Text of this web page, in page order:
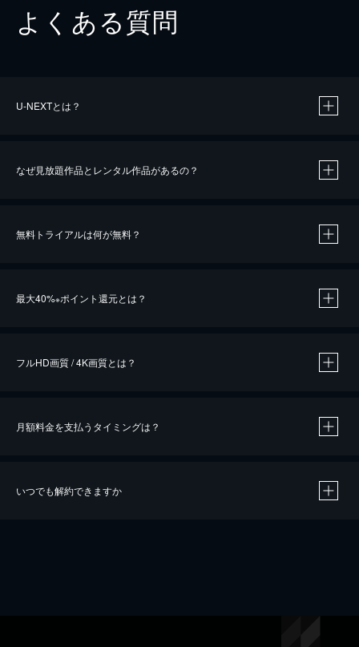
よくある質問
U-NEXTとは？
なぜ見放題作品とレンタル作品があるの？
無料トライアルは何が無料？
最大40%※ポイント還元とは？
※40％ポイント還元の対象は、クレジットカード決済による作品の購入 / レンタルです。
iOSアプリのUコイン決済による作品の購入 / レンタルは、20％のポイント還元です。
フルHD画質 / 4K画質とは？
月額料金を支払うタイミングは？
いつでも解約できますか